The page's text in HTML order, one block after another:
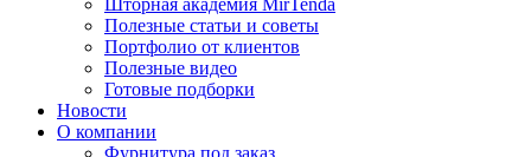
Шторная академия MirTenda
Полезные статьи и советы
Портфолио от клиентов
Полезные видео
Готовые подборки
Новости
О компании
Фурнитура под заказ